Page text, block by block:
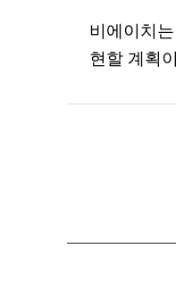
비에이치
현할 계획